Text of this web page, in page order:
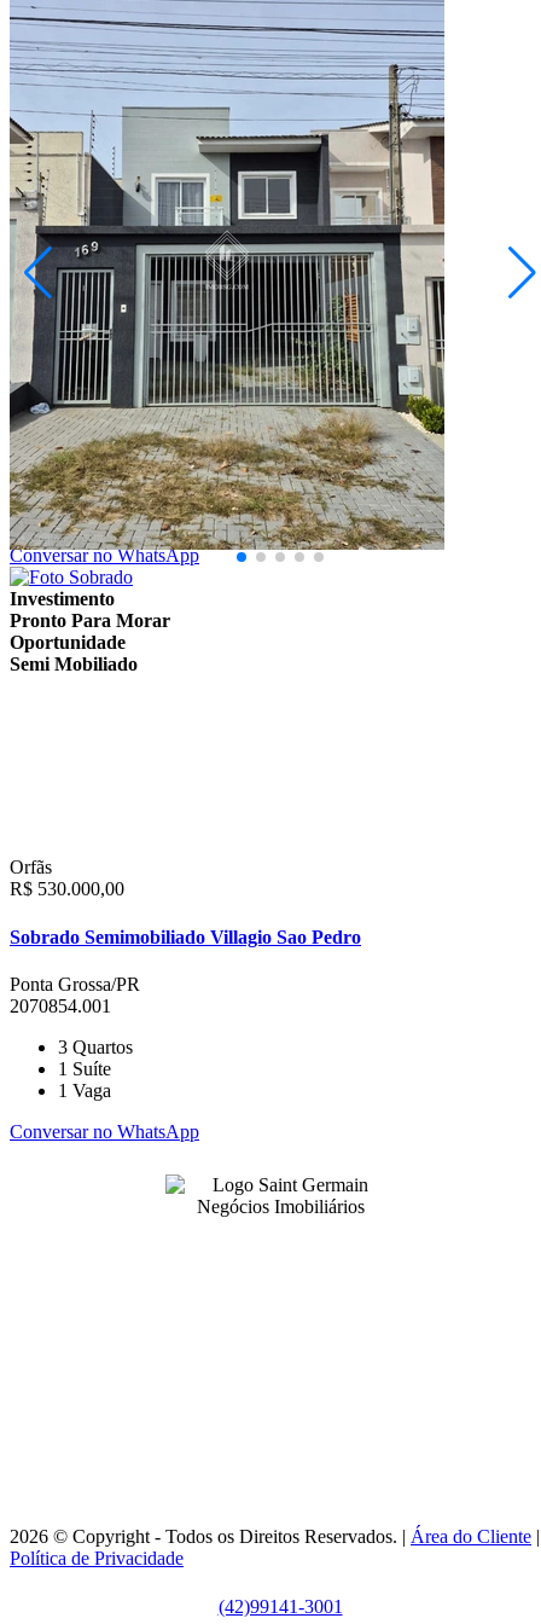
Oficinas
R$ 549.000,00
Sobrado - Jardim Europa
Ponta Grossa/PR
2073802.001
3Quartos
1Suíte
1Vaga
90,16Área Privativa (m²)
Conversar no WhatsApp
Investimento
Pronto Para Morar
Oportunidade
Semi Mobiliado
Orfãs
R$ 530.000,00
Sobrado Semimobiliado Villagio Sao Pedro
Ponta Grossa/PR
2070854.001
3 Quartos
1 Suíte
1 Vaga
Conversar no WhatsApp
2026 © Copyright - Todos os Direitos Reservados. | Área do Cliente |
Política de Privacidade
(42)99141-3001